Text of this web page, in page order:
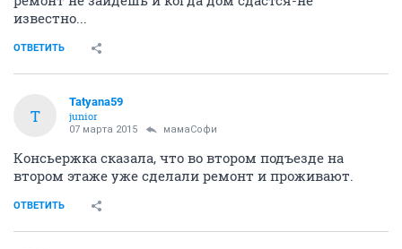
известно...
ОТВЕТИТЬ
T
Tatyana59
junior
07 марта 2015 мамаСофи
Консьержка сказала, что во втором подъезде на
втором этаже уже сделали ремонт и проживают.
ОТВЕТИТЬ